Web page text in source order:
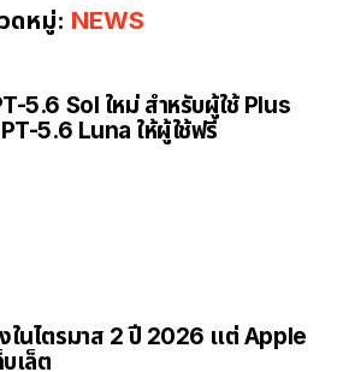
ดหมู่: NEWS
5.6 Sol ใหม่ สำหรับผู้ใช้ Plus
5.6 Luna ให้ผู้ใช้ฟรี
ในไตรมาส 2 ปี 2026 แต่ Apple
เล็ต